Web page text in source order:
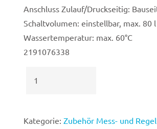
Anschluss Zulauf/Druckseitig:
Schaltvolumen: einstellbar, max. 80 l
Wassertemperatur: max. 60°C
2191076338
Rückführanlage
Menge
Kategorie: Zubehör Mess- und